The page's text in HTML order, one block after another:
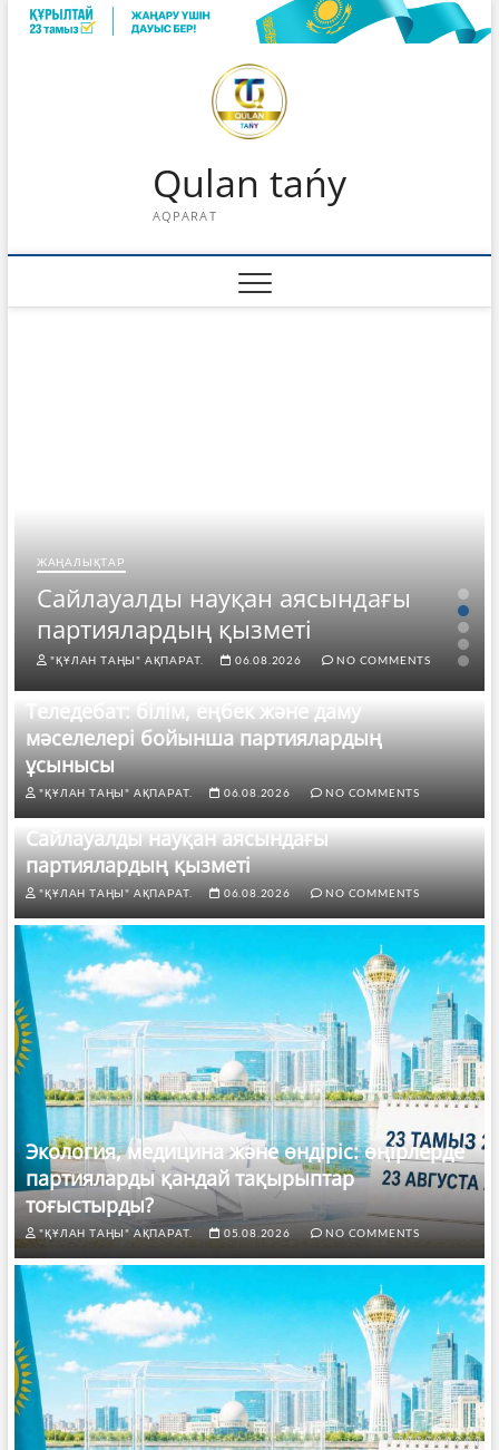
Skip
Qulan tańy
AQPARAT
ЖАҢАЛЫҚТАР
Сайлауалды науқан аясындағы
партиялардың қызметі
"ҚҰЛАН ТАҢЫ" АҚПАРАТ. 06.08.2026 NO COMMENTS
Теледебат: білім, еңбек және даму
мәселелері бойынша партиялардың
ұсынысы
"ҚҰЛАН ТАҢЫ" АҚПАРАТ. 06.08.2026 NO COMMENTS
Сайлауалды науқан аясындағы
партиялардың қызметі
"ҚҰЛАН ТАҢЫ" АҚПАРАТ. 06.08.2026 NO COMMENTS
Экология, медицина және өндіріс: өңірлерде
партияларды қандай тақырыптар
тоғыстырды?
"ҚҰЛАН ТАҢЫ" АҚПАРАТ. 05.08.2026 NO COMMENTS